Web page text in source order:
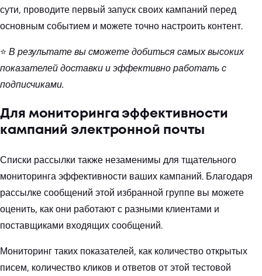
сути, проводите первый запуск своих кампаний перед
основным событием и можете точно настроить контент.
⭐ В результате вы сможете добиться самых высоких
показателей доставки и эффективно работать с
подписчиками.
Для мониторинга эффективности
кампаний электронной почты
Списки рассылки также незаменимы для тщательного
мониторинга эффективности ваших кампаний. Благодаря
рассылке сообщений этой избранной группе вы можете
оценить, как они работают с разными клиентами и
поставщиками входящих сообщений.
Мониторинг таких показателей, как количество открытых
писем, количество кликов и ответов от этой тестовой